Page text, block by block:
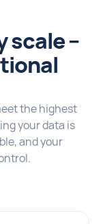
scale –
the highest
your data is
and your